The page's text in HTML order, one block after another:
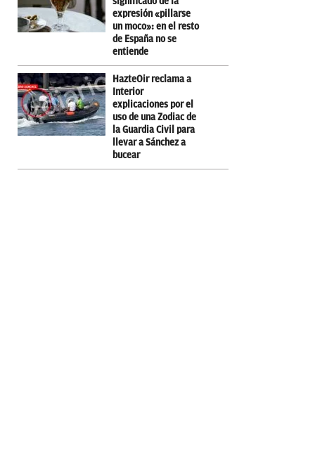
expresión «pillarse
un moco»: en el resto
de España no se
entiende
HazteOir reclama a
Interior
explicaciones por el
uso de una Zodiac de
la Guardia Civil para
llevar a Sánchez a
bucear